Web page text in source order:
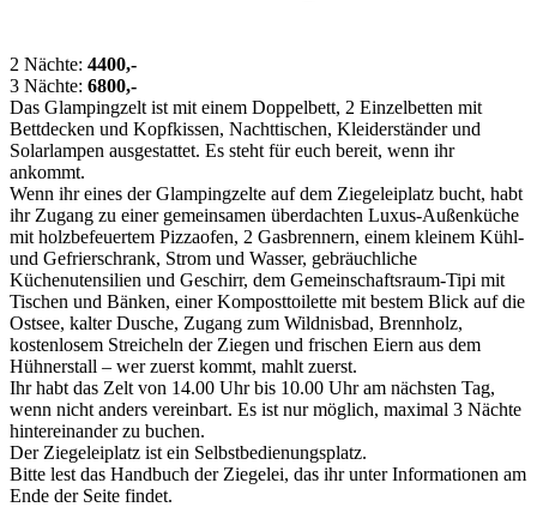
2 Nächte: 4400,-
3 Nächte: 6800,-
Das Glampingzelt ist mit einem Doppelbett, 2 Einzelbetten mit
Bettdecken und Kopfkissen, Nachttischen, Kleiderständer und
Solarlampen ausgestattet. Es steht für euch bereit, wenn ihr
ankommt.
Wenn ihr eines der Glampingzelte auf dem Ziegeleiplatz bucht, habt
ihr Zugang zu einer gemeinsamen überdachten Luxus-Außenküche
mit holzbefeuertem Pizzaofen, 2 Gasbrennern, einem kleinem Kühl-
und Gefrierschrank, Strom und Wasser, gebräuchliche
Küchenutensilien und Geschirr, dem Gemeinschaftsraum-Tipi mit
Tischen und Bänken, einer Komposttoilette mit bestem Blick auf die
Ostsee, kalter Dusche, Zugang zum Wildnisbad, Brennholz,
kostenlosem Streicheln der Ziegen und frischen Eiern aus dem
Hühnerstall – wer zuerst kommt, mahlt zuerst.
Ihr habt das Zelt von 14.00 Uhr bis 10.00 Uhr am nächsten Tag,
wenn nicht anders vereinbart. Es ist nur möglich, maximal 3 Nächte
hintereinander zu buchen.
Der Ziegeleiplatz ist ein Selbstbedienungsplatz.
Bitte lest das Handbuch der Ziegelei, das ihr unter Informationen am
Ende der Seite findet.